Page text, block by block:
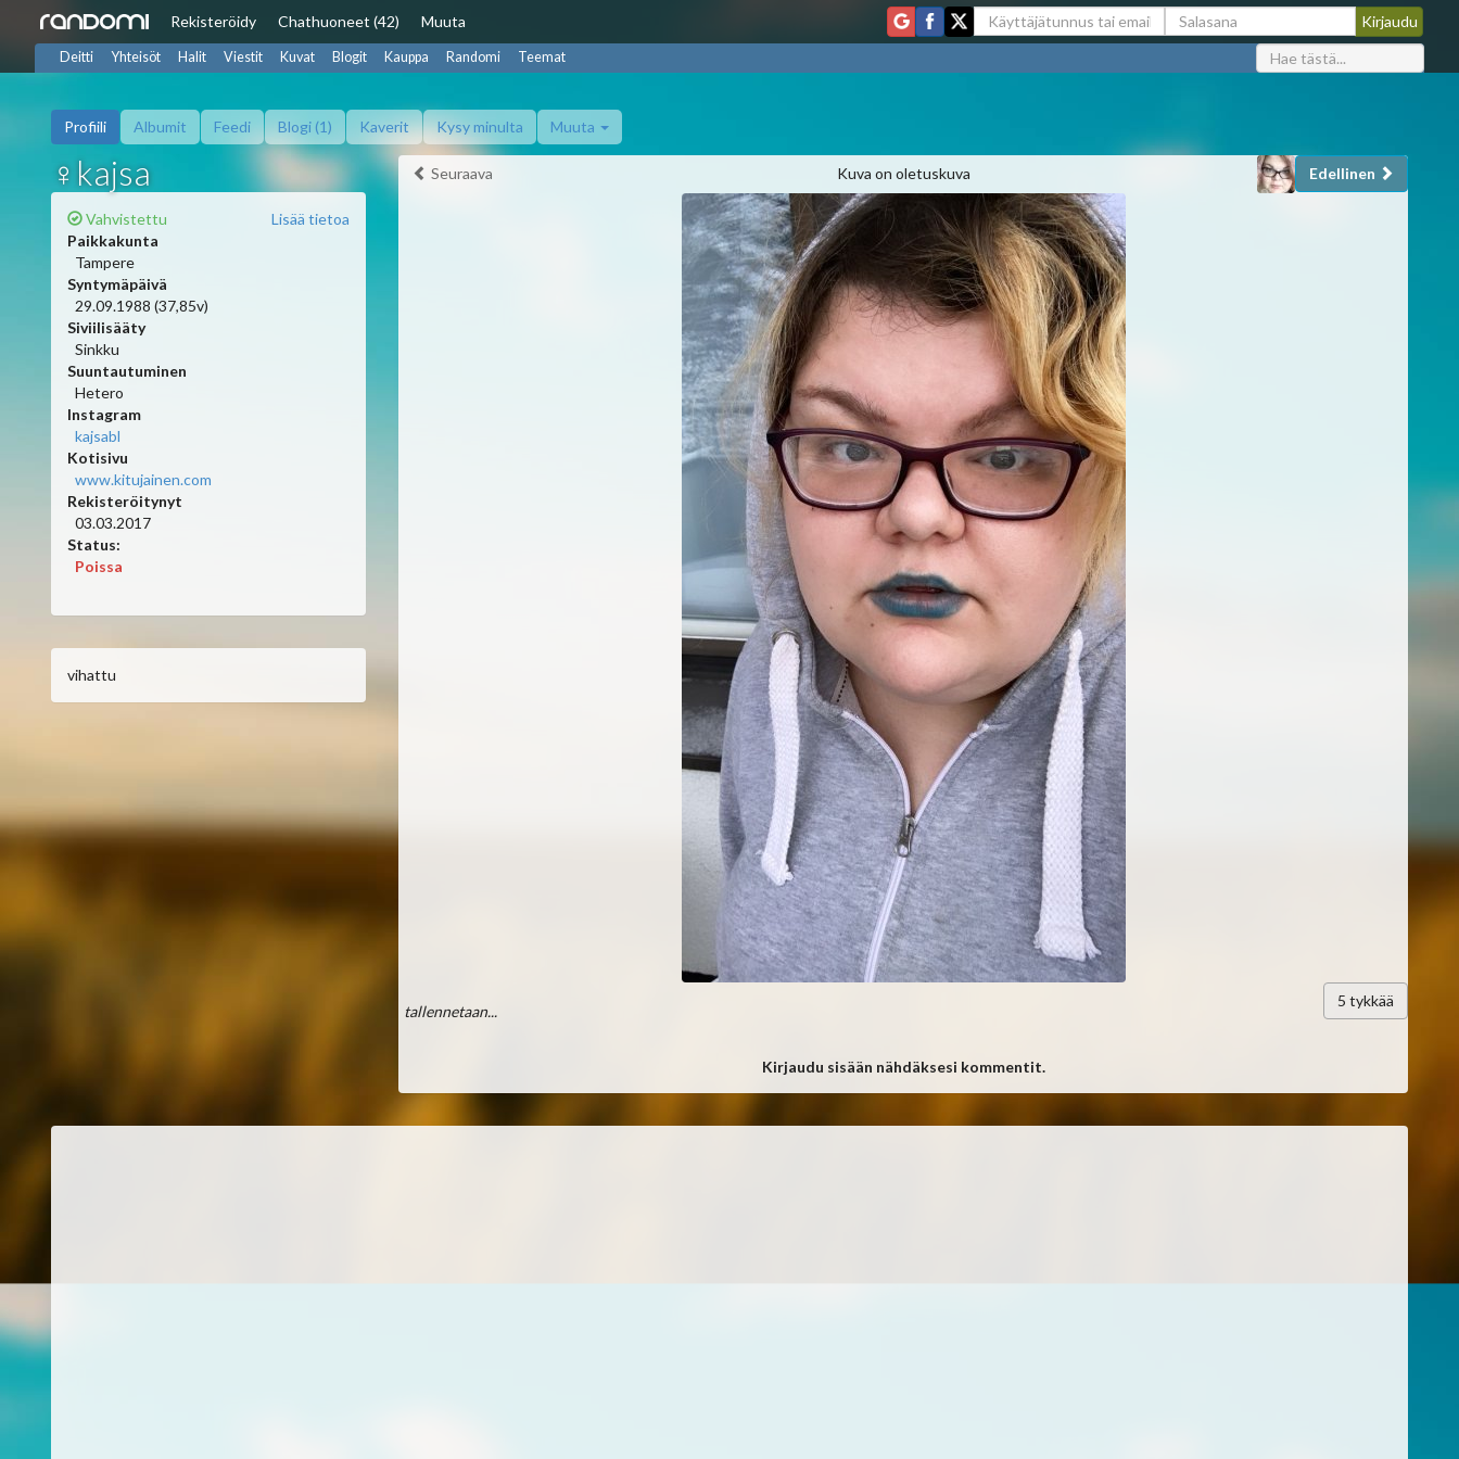
Rekisteröidy Chathuoneet (42) Muuta
Deitti Yhteisöt Halit Viestit Kuvat Blogit Kauppa Randomi Teemat
Profiili Albumit Feedi Blogi (1) Kaverit Kysy minulta Muuta
Seuraava Kuva on oletuskuva Edellinen
tallennetaan...
5 tykkää
Kirjaudu sisään nähdäksesi kommentit.
♀kajsa
Lisää tietoa
Vahvistettu
Paikkakunta
Tampere
Syntymäpäivä
29.09.1988 (37,85v)
Siviilisääty
Sinkku
Suuntautuminen
Hetero
Instagram
kajsabl
Kotisivu
www.kitujainen.com
Rekisteröitynyt
03.03.2017
Status:
Poissa
vihattu